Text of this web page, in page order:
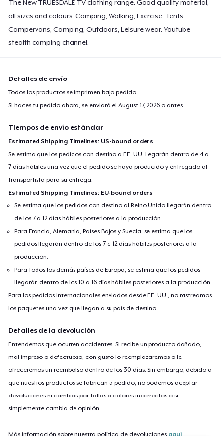
The New TRUESDALE TV clothing range. Good quality material,
all sizes and colours. Camping, Walking, Exercise, Tents,
Campervans, Camping, Outdoors, Leisure wear. Youtube
stealth camping channel.
Detalles de envío
Todos los productos se imprimen bajo pedido.
Si haces tu pedido ahora, se enviará elAugust 17, 2026 o antes.
Tiempos de envío estándar
Estimated Shipping Timelines: US-bound orders
Se estima que los pedidos con destino a EE. UU. llegarán dentro de 4 a
7 días hábiles una vez que el pedido se haya producido y entregado al
transportista para su entrega.
Estimated Shipping Timelines: EU-bound orders
Se estima que los pedidos con destino al Reino Unido llegarán dentro
de los 7 a 12 días hábiles posteriores a la producción.
Para Francia, Alemania, Países Bajos y Suecia, se estima que los
pedidos llegarán dentro de los 7 a 12 días hábiles posteriores a la
producción.
Para todos los demás países de Europa, se estima que los pedidos
llegarán dentro de los 10 a 16 días hábiles posteriores a la producción.
Para los pedidos internacionales enviados desde EE. UU., no rastreamos
los paquetes una vez que llegan a su país de destino.
Detalles de la devolución
Entendemos que ocurren accidentes. Si recibe un producto dañado,
mal impreso o defectuoso, con gusto lo reemplazaremos o le
ofreceremos un reembolso dentro de los 30 días. Sin embargo, debido a
que nuestros productos se fabrican a pedido, no podemos aceptar
devoluciones ni cambios por tallas o colores incorrectos o si
simplemente cambia de opinión.
Más información sobre nuestra política de devoluciones aquí